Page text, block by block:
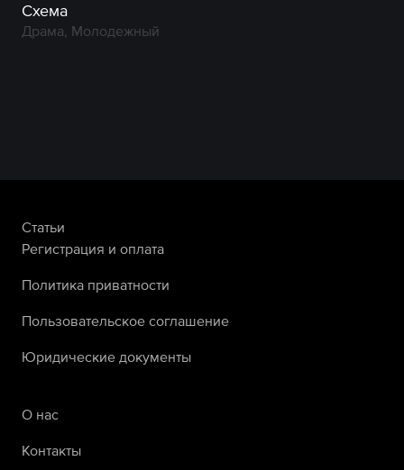
Схема
Драма, Молодежный
Статьи
Регистрация и оплата
Политика приватности
Пользовательское соглашение
Юридические документы
О нас
Контакты